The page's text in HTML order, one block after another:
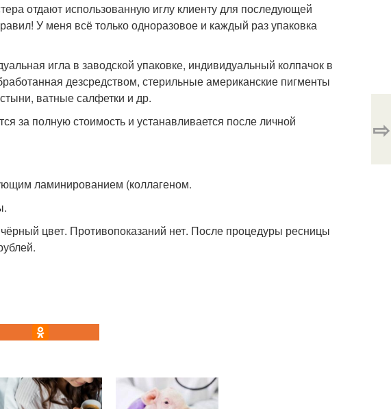
отдают использованную иглу клиенту для последующей
У меня всё только одноразовое и каждый раз упаковка
игла в заводской упаковке, индивидуальный колпачок в
дезсредством, стерильные американские пигменты
ватные салфетки и др.
за полную стоимость и устанавливается после личной
ламинированием (коллагеном.
цвет. Противопоказаний нет. После процедуры ресницы
⇨